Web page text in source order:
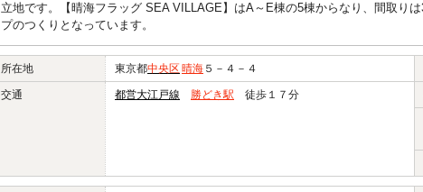
立地です。【晴海フラッグ SEA VILLAGE】はA～E棟の5棟からなり、間取り
プのつくりとなっています。
所在地 東京都中央区 晴海 ５－４－４
交通 都営大江戸線 勝どき駅 徒歩１７分